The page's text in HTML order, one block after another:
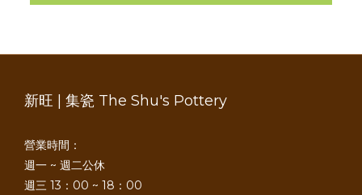
新旺 | 集瓷 The Shu's Pottery
營業時間：
週一 ~ 週二公休
週三 13：00 ~ 18：00